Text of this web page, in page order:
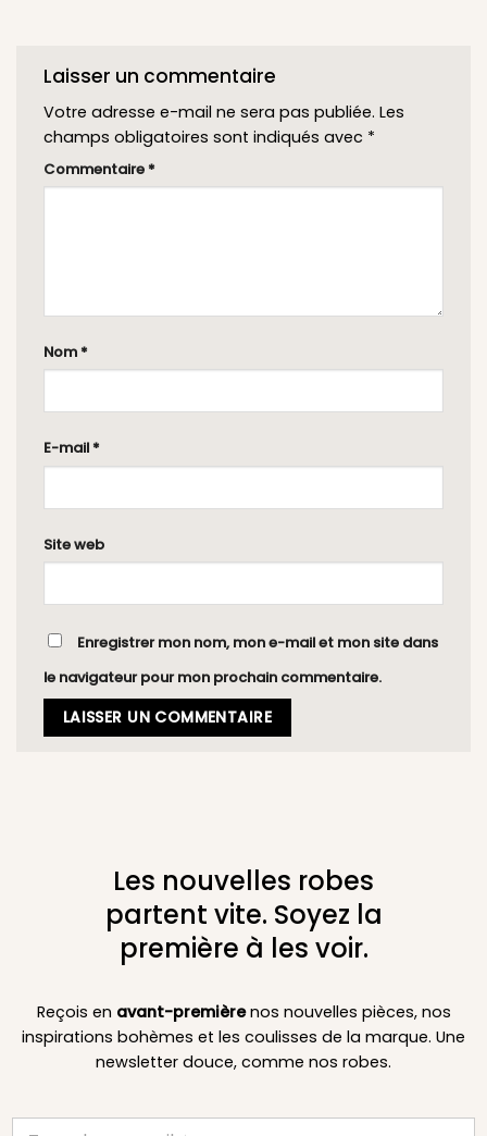
Laisser un commentaire
Votre adresse e-mail ne sera pas publiée. Les
champs obligatoires sont indiqués avec *
Commentaire *
Nom *
E-mail *
Site web
Enregistrer mon nom, mon e-mail et mon site dans
le navigateur pour mon prochain commentaire.
Les nouvelles robes
partent vite. Soyez la
première à les voir.
Reçois en avant-premièrenos nouvelles pièces, nos
inspirations bohèmes et les coulisses de la marque. Une
newsletter douce, comme nos robes.